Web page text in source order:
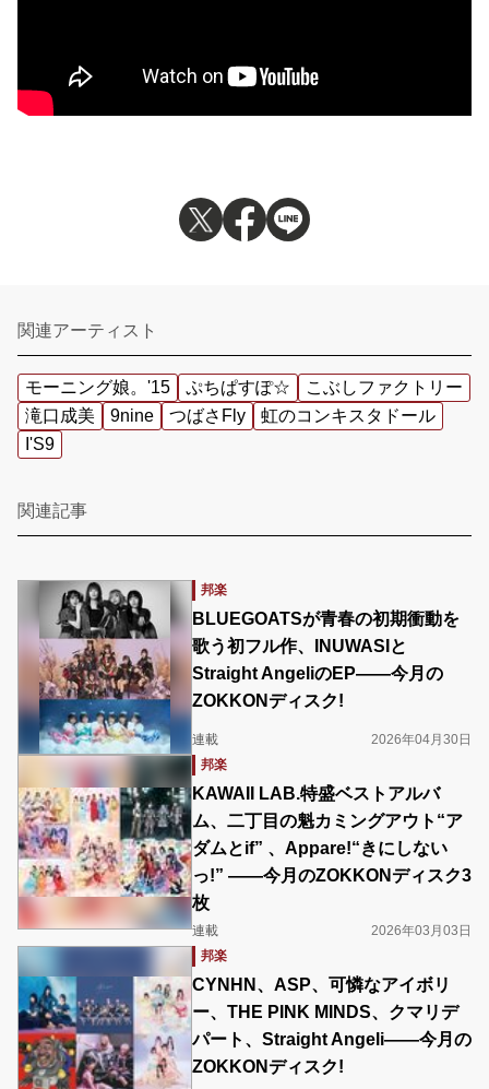
関連アーティスト
モーニング娘。'15 ぷちぱすぽ☆
こぶしファクトリー
滝口成美
9nine つばさFly
虹のコンキスタドール
I'S9
関連記事
邦楽
BLUEGOATSが青春の初期衝動を
歌う初フル作、INUWASIと
Straight AngeliのEP――今月の
ZOKKONディスク!
連載
2026年04月30日
邦楽
KAWAII LAB.特盛ベストアルバ
ム、二丁目の魁カミングアウト“ア
ダムとif” 、Appare!“きにしない
っ!” ――今月のZOKKONディスク3
枚
連載
2026年03月03日
邦楽
CYNHN、ASP、可憐なアイボリ
ー、THE PINK MINDS、クマリデ
パート、Straight Angeli――今月の
ZOKKONディスク!